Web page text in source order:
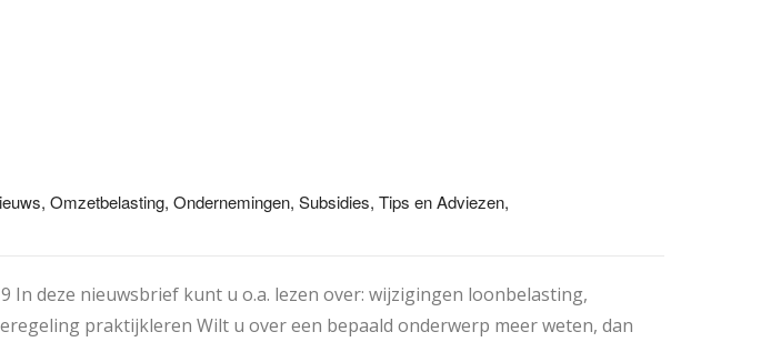
Omzetbelasting, Ondernemingen, Subsidies, Tips en Adviezen,
deze nieuwsbrief kunt u o.a. lezen over: wijzigingen loonbelasting,
praktijkleren Wilt u over een bepaald onderwerp meer weten, dan